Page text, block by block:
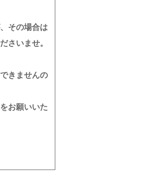
その場合は
さいませ。
きませんの
お願いいた